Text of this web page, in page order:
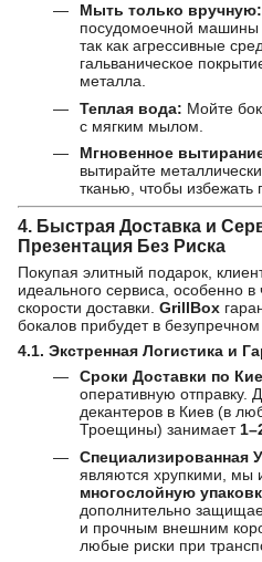
Мыть только вручную:
посудомоечной машины
так как агрессивные
гальваническое
металла.
Теплая вода: Мойте
с мягким мылом.
Мгновенное
вытирайте
тканью, чтобы избежать
4. Быстрая Доставка и
Презентация Без Риска
Покупая элитный подарок,
идеального сервиса, особенно в
скорости доставки. GrillBox
бокалов прибудет в
4.1. Экстренная Логистика и
Сроки Доставки по
оперативную отправку.
декантеров в Киев (в
Троещины) занимает
Специализированная
являются хрупкими, мы
многослойную
дополнительно
и прочным внешним
любые риски при